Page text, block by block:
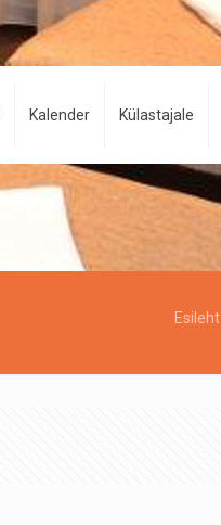
Kalender Külastajale
Esileht